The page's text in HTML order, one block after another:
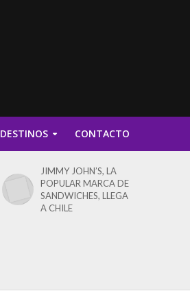
DESTINOS CONTACTO
JIMMY JOHN’S, LA
POPULAR MARCA DE
SANDWICHES, LLEGA
A CHILE